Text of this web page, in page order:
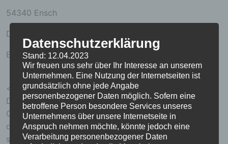
54340 Ensch
Deutschland
E-Mail: info@heimatverein-ensch.de
<h4>Cookies / SessionStorage / LocalStorage</h4>
Die Internetseiten verwenden teilweise so genannte
Cookies, LocalStorage und SessionStorage. Dies dient
dazu, unser Angebot nutzerfreundlicher, effektiver und
sicherer zu machen. Local Storage und SessionStorage
Datenschutzerklärung
Stand: 12.04.2023
Wir freuen uns sehr über Ihr Interesse an unserem
Unternehmen. Eine Nutzung der Internetseiten ist
grundsätzlich ohne jede Angabe
personenbezogener Daten möglich. Sofern eine
betroffene Person besondere Services unseres
Unternehmens über unsere Internetseite in
Anspruch nehmen möchte, könnte jedoch eine
Verarbeitung personenbezogener Daten